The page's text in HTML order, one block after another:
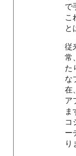
で
こ
と
従
常
た
な
在
ア
ま
コ
ー
り